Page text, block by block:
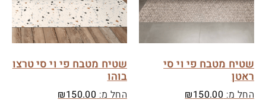
שטיח מטבח פי וי סי
ראטן
החל מ: ₪150.00
שטיח מטבח פי וי סי טרצו
בוהו
החל מ: ₪150.00